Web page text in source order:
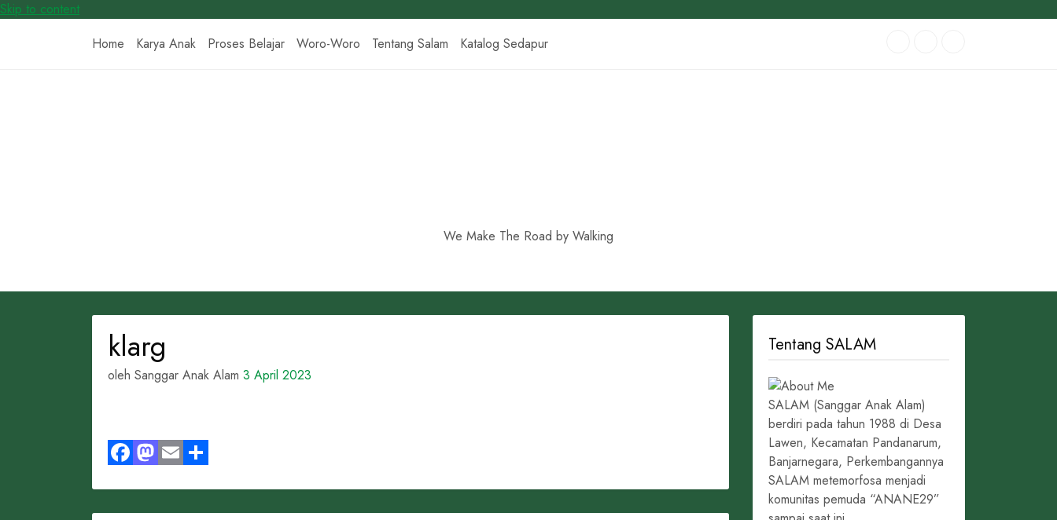
Skip to content
Home
Karya Anak Proses Belajar Woro-Woro Tentang Salam Katalog Sedapur
We Make The Road by Walking
klarg
oleh Sanggar Anak Alam 3 April 2023
Tentang SALAM
SALAM (Sanggar Anak Alam)
berdiri pada tahun 1988 di Desa
Lawen, Kecamatan Pandanarum,
Banjarnegara, Perkembangannya
SALAM metemorfosa menjadi
komunitas pemuda “ANANE29”